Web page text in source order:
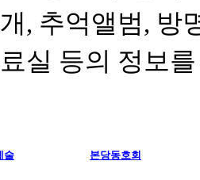
, 추억앨범, 방
실 등의 정보
술 본당동호회